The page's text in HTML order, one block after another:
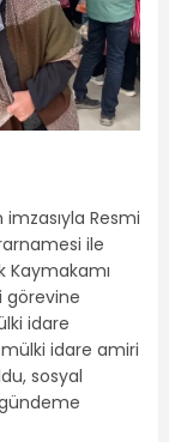
Resmi
ile
Kaymakamı
görevine
idare
idare amiri
sosyal